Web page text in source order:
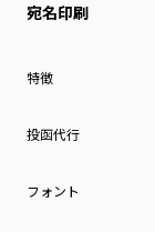
宛名印刷
特徴
投函代行
フォント